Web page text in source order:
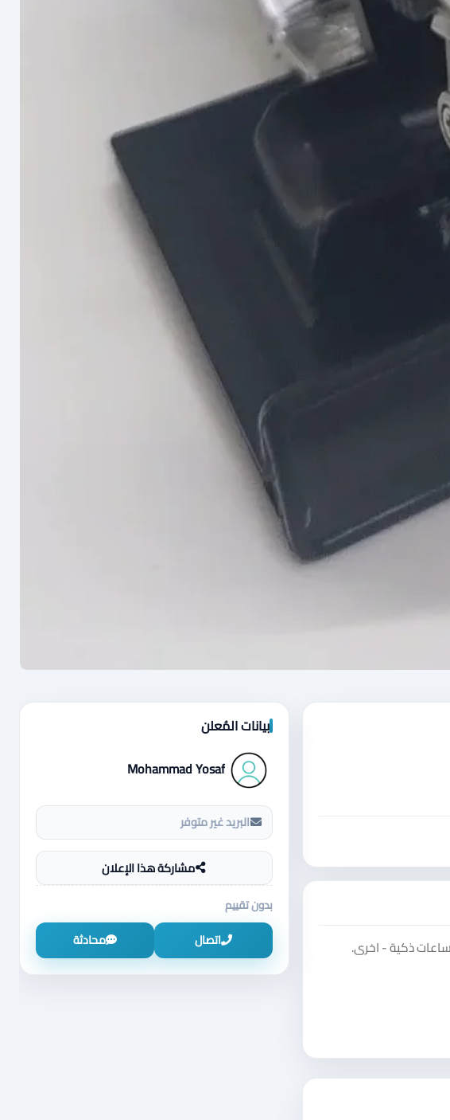
ذكية - اخرى.
بيانات المُعلن
Mohammad Yosaf
البريد غير متوفر
مشاركة هذا الإعلان
بدون تقييم
اتصال
محادثة